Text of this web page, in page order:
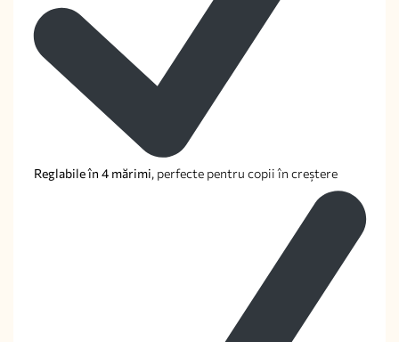
Reglabile în 4 mărimi, perfecte pentru copii în creștere